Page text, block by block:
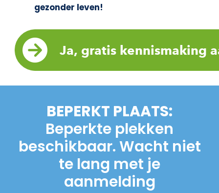
gezonder leven!
Ja, gratis kennismaking
BEPERKT PLAATS:
Beperkte plekken
beschikbaar. Wacht niet
te lang met je
aanmelding